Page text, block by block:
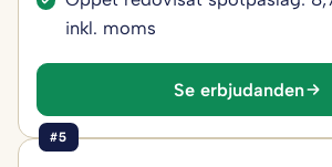
inkl. moms
Se erbjudanden
#5